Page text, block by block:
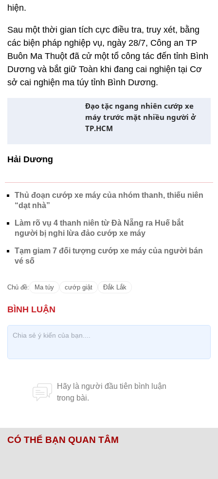
hiện.
Sau một thời gian tích cực điều tra, truy xét, bằng
các biện pháp nghiệp vụ, ngày 28/7, Công an TP
Buôn Ma Thuột đã cử một tổ công tác đến tỉnh Bình
Dương và bắt giữ Toàn khi đang cai nghiện tại Cơ
sở cai nghiện ma túy tỉnh Bình Dương.
Đạo tặc ngang nhiên cướp xe
máy trước mặt nhiều người ở
TP.HCM
Hải Dương
Thủ đoạn cướp xe máy của nhóm thanh, thiếu niên
“dạt nhà”
Làm rõ vụ 4 thanh niên từ Đà Nẵng ra Huế bắt
người bị nghi lừa đảo cướp xe máy
Tạm giam 7 đối tượng cướp xe máy của người bán
vé số
Chủ đề: Ma túy cướp giật Đắk Lắk
CÓ THỂ BẠN QUAN TÂM